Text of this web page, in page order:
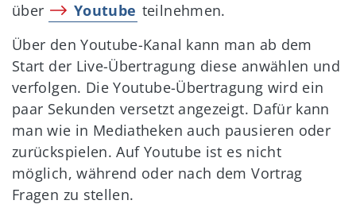
über
Youtube teilnehmen.
Über den Youtube-Kanal kann man ab dem
Start der Live-Übertragung diese anwählen und
verfolgen. Die Youtube-Übertragung wird ein
paar Sekunden versetzt angezeigt. Dafür kann
man wie in Mediatheken auch pausieren oder
zurückspielen. Auf Youtube ist es nicht
möglich, während oder nach dem Vortrag
Fragen zu stellen.